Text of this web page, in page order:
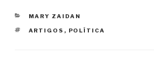
CATEGORIAS
MARY ZAIDAN
TAGS
ARTIGOS , POLÍTICA